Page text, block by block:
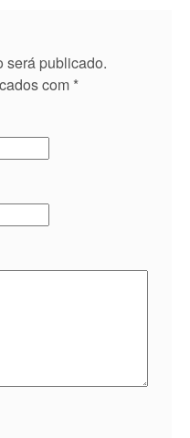
será publicado.
com *